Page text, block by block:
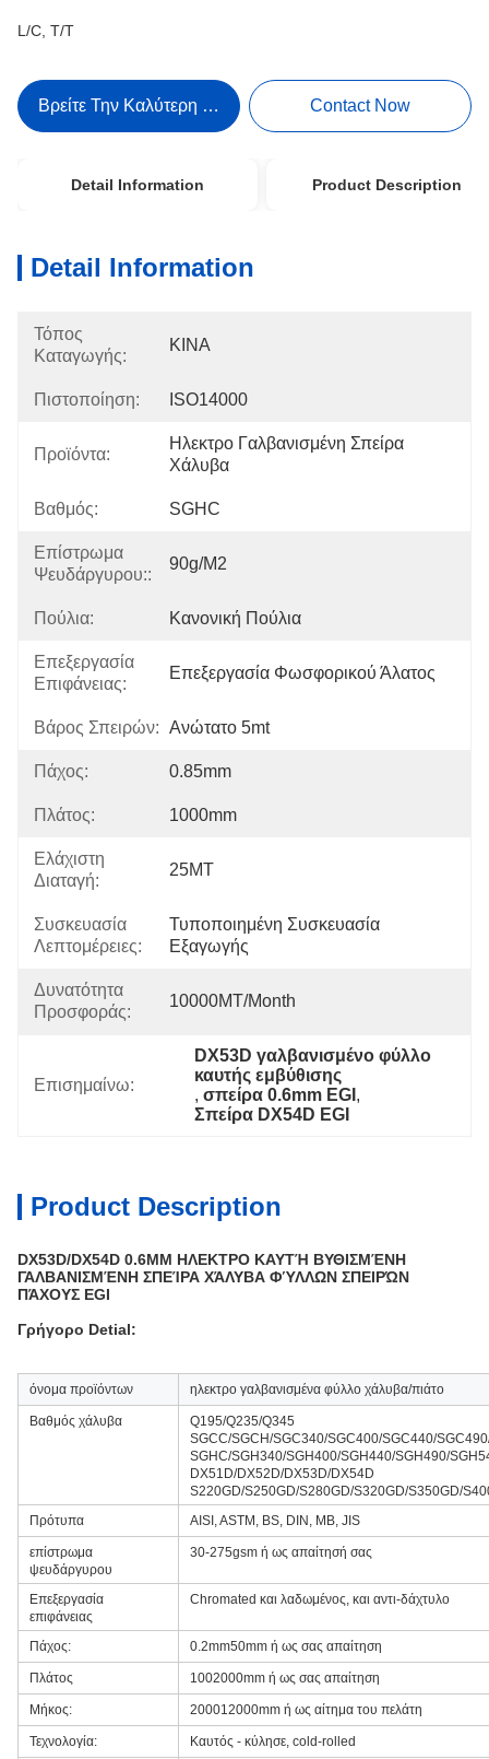
L/C, T/T
Βρείτε Την Καλύτερη Τιμή Contact Now
Detail Information Product Description
Detail Information
Τόπος
Καταγωγής:
ΚΙΝΑ
Πιστοποίηση: ISO14000
Προϊόντα:
Ηλεκτρο Γαλβανισμένη Σπείρα
Χάλυβα
Βαθμός: SGHC
Επίστρωμα
Ψευδάργυρου::
90g/m2
Πούλια: Κανονική Πούλια
Επεξεργασία
Επιφάνειας:
Επεξεργασία Φωσφορικού Άλατος
Βάρος Σπειρών: Ανώτατο 5mt
Πάχος: 0.85mm
Πλάτος: 1000mm
Ελάχιστη
Διαταγή:
25MT
Συσκευασία
Λεπτομέρειες:
Τυποποιημένη Συσκευασία
Εξαγωγής
Δυνατότητα
Προσφοράς:
10000MT/month
Επισημαίνω:
DX53D γαλβανισμένο φύλλο
καυτής εμβύθισης
, σπείρα 0.6mm EGI ,
Σπείρα DX54D EGI
Product Description
DX53D/DX54D 0.6MM ΗΛΕΚΤΡΟ ΚΑΥΤΉ ΒΥΘΙΣΜΈΝΗ
ΓΑΛΒΑΝΙΣΜΈΝΗ ΣΠΕΊΡΑ ΧΆΛΥΒΑ ΦΎΛΛΩΝ ΣΠΕΙΡΏΝ
ΠΆΧΟΥΣ EGI
Γρήγορο Detial:
όνομα προϊόντων ηλεκτρο γαλβανισμένα φύλλο χάλυβα/πιάτο
Βαθμός χάλυβα
Q195/Q235/Q345
SGCC/SGCH/SGC340/SGC400/SGC440/
SGHC/SGH340/SGH400/SGH440/SGH490/
DX51D/DX52D/DX53D/DX54D
S220GD/S250GD/S280GD/S320GD/S350GD/
Πρότυπα
AISI, ASTM, BS, DIN, ΜΒ, JIS
επίστρωμα
ψευδάργυρου
30-275gsm ή ως απαίτησή σας
Επεξεργασία
επιφάνειας
Chromated και λαδωμένος, και αντι-δάχτυλο
Πάχος: 0.2mm50mm ή ως σας απαίτηση
Πλάτος 1002000mm ή ως σας απαίτηση
Μήκος: 200012000mm ή ως αίτημα του πελάτη
Τεχνολογία: Καυτός - κύλησε, cold-rolled